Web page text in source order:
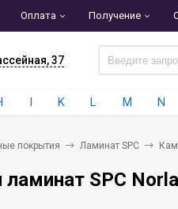
Оплата Получение
37
I K L M N
покрытия Ламинат SPC
SPC